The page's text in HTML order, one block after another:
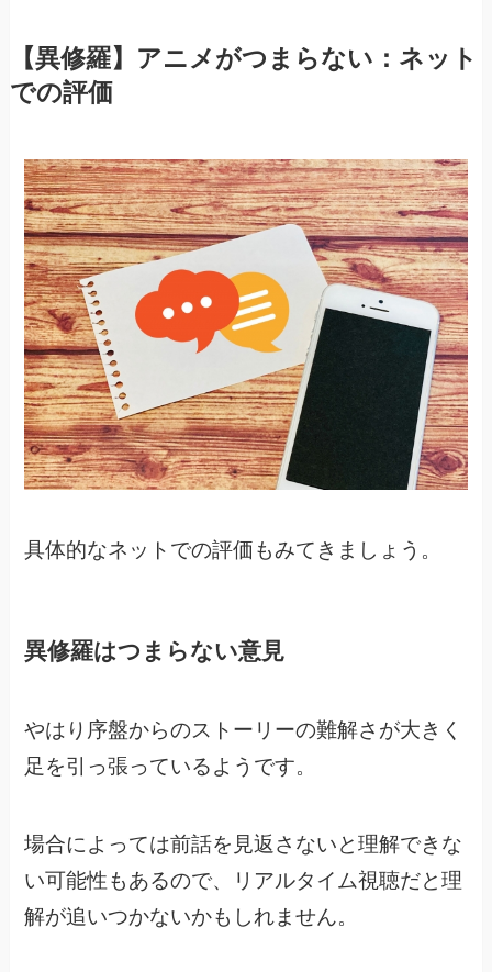
【異修羅】アニメがつまらない：ネット
での評価
具体的なネットでの評価もみてきましょう。
異修羅はつまらない意見
やはり序盤からのストーリーの難解さが大きく
足を引っ張っているようです。
場合によっては前話を見返さないと理解できな
い可能性もあるので、
リアルタイム視聴だと理
解が追いつかないかもしれません。